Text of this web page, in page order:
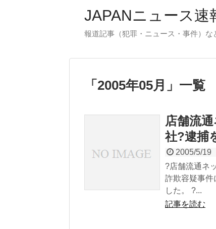
JAPANニュース速
報道記事（犯罪・ニュース・事件）な
「 2005年05月 」 一覧
店舗流
社?逮捕
2005/5/19
?店舗流通ネ
詐欺容疑事件
した。 ?...
記事を読む